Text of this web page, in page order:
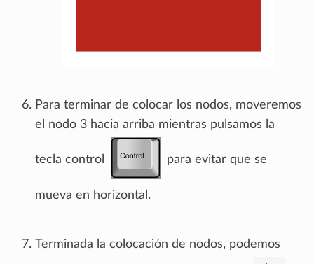
Para terminar de colocar los nodos, moveremos
el nodo 3 hacia arriba mientras pulsamos la
tecla control para evitar que se
mueva en horizontal.
Terminada la colocación de nodos, podemos